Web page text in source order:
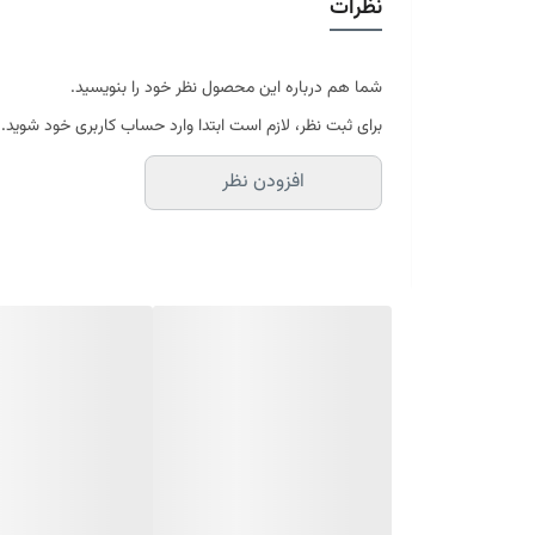
موجود در سایز بندی : 4 ، 6 ، 9 ، 12 متری ( قابل سفارش در ابعاد دلخواه-سایز غیر استاندارد)
ابعاد 6 متری : 200*300 سانتیمتر
ابعاد 9 متری : 250*350 سانتیمتر
ابعاد 12 متری : 300*400 سانتیمتر
ارسال کالای خواب متین تا کمتر از 30 روز کاری آینده
نظرات
شما هم درباره این محصول نظر خود را بنویسید.
برای ثبت نظر، لازم است ابتدا وارد حساب کاربری خود شوید.
افزودن نظر